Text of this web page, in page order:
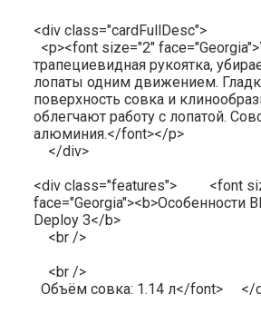
<div class="cardFullDesc">
<p><font size="2"
трапециевидная рукоятка,
лопаты одним движением.
поверхность совка и
облегчают работу с лопатой.
алюминия.</font></p>
</div>
<div class="features"> <font
face="Georgia"><b>Особенности
Deploy 3</b>
<br />
<br />
Объём совка: 1.14 л</font> </